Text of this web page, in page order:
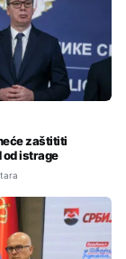
zaštititi
od istrage